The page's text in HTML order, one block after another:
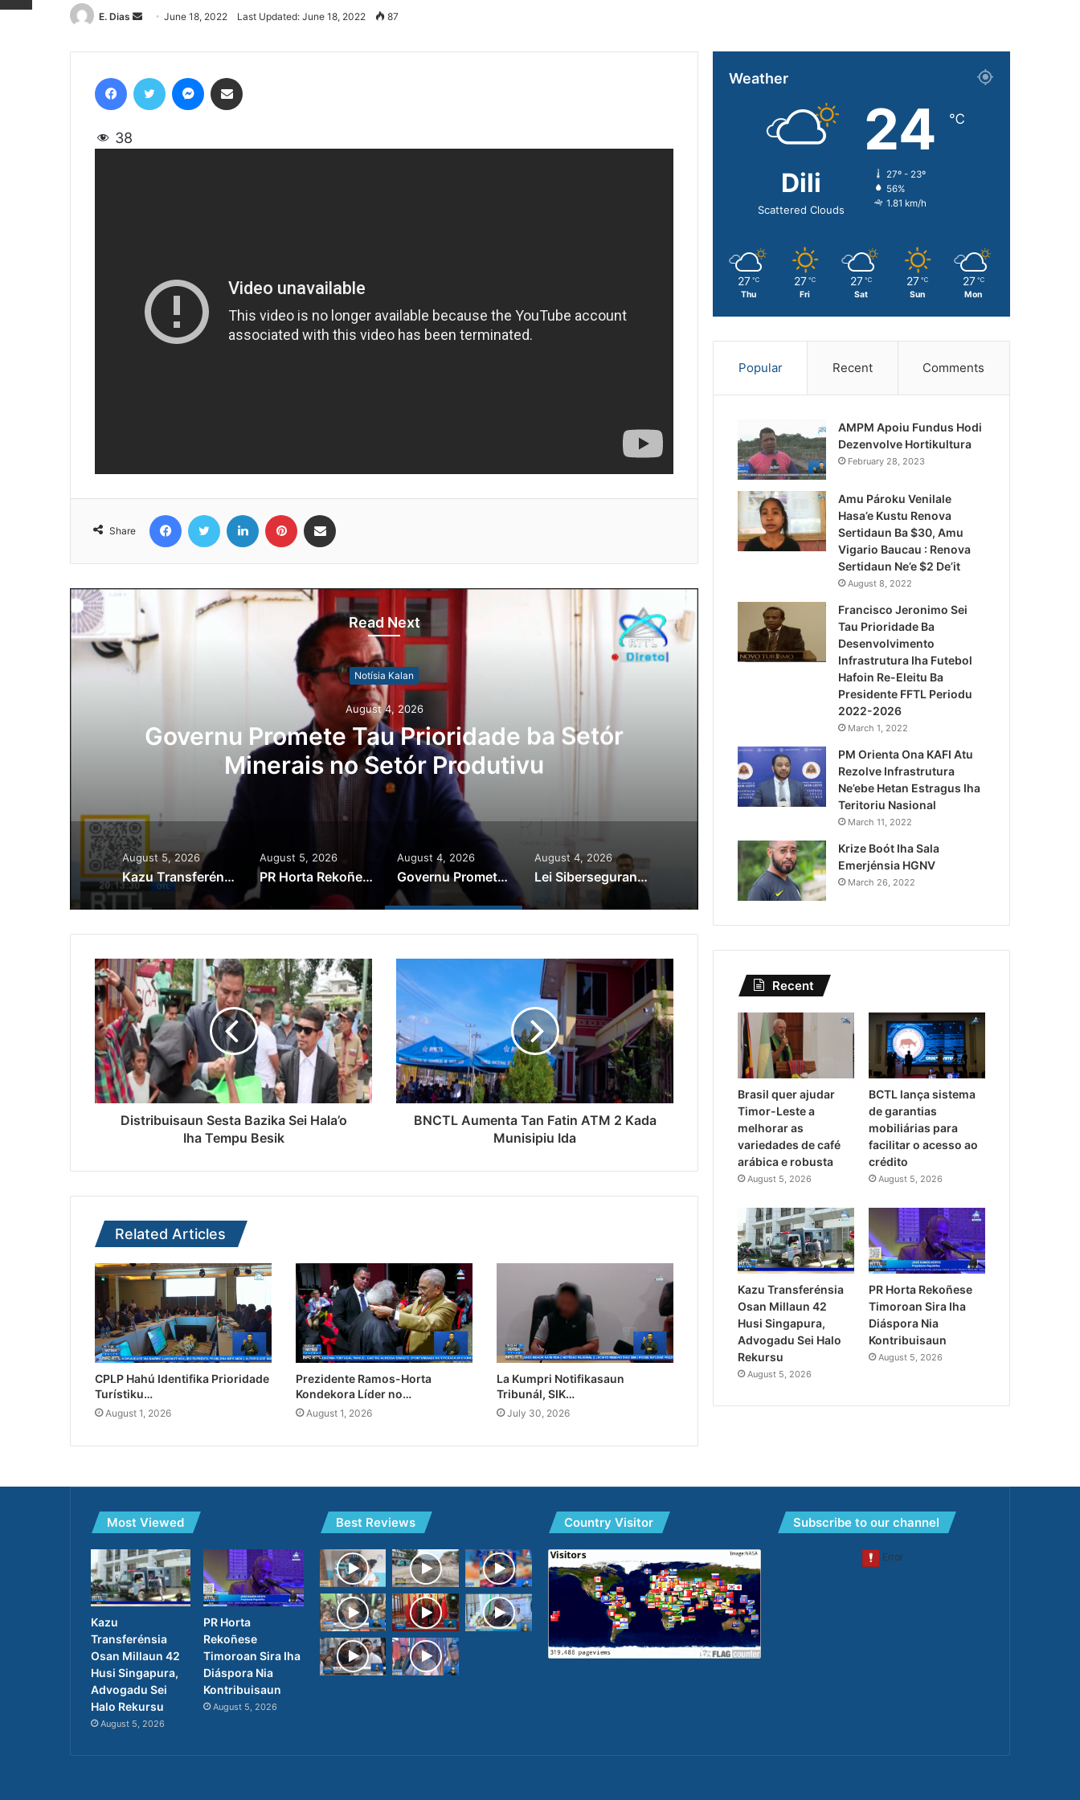
E. Dias
Send
email
June 18, 2022 Last Updated: June 18, 2022 87
38
Share
Read Next
Notísia Kalan
August 4, 2026
Governu Promete Tau Prioridade ba Setór
Minerais no Setór Produtivu
Lei Siberseguransa Ajuda
Kaptura Autór Kriminozu
Estranjeiru
August 5, 2026
Kazu Transferénsia Osan Millaun 42 Husi Singapura, Advogadu Sei Halo Rekursu
August 5, 2026
PR Horta Rekoñese Timoroan Sira Iha Diáspora Nia Kontribuisaun
August 4, 2026
Governu Promete Tau Prioridade ba Setór Minerais no Setór Produtivu
August 4, 2026
Lei Siberseguransa Ajuda Autoridade Polisiál Kaptura Autór Kriminozu ho Paradeiru Iha Estranjeiru
Distribuisaun Sesta Bazika Sei Hala’o
Iha Tempu Besik
BNCTL Aumenta Tan Fatin ATM 2 Kada
Munisipiu Ida
Related Articles
CPLP Hahú Identifika Prioridade
Turístiku…
August 1, 2026
Prezidente Ramos-Horta
Kondekora Líder no…
August 1, 2026
La Kumpri Notifikasaun
Tribunál, SIK…
July 30, 2026
Weather
Dili
Scattered Clouds
24 ℃
27º - 23º
56%
1.81 km/h
27 ℃
Thu
27 ℃
Fri
27 ℃
Sat
27 ℃
Sun
27 ℃
Mon
Popular Recent Comments
AMPM Apoiu Fundus Hodi
Dezenvolve Hortikultura
February 28, 2023
Amu Pároku Venilale
Hasa’e Kustu Renova
Sertidaun Ba $30, Amu
Vigario Baucau : Renova
Sertidaun Ne’e $2 De’it
August 8, 2022
Francisco Jeronimo Sei
Tau Prioridade Ba
Desenvolvimento
Infrastrutura Iha Futebol
Hafoin Re-Eleitu Ba
Presidente FFTL Periodu
2022-2026
March 1, 2022
PM Orienta Ona KAFI Atu
Rezolve Infrastrutura
Ne’ebe Hetan Estragus Iha
Teritoriu Nasional
March 11, 2022
Krize Boót Iha Sala
Emerjénsia HGNV
March 26, 2022
Recent
Brasil quer ajudar
Timor-Leste a
melhorar as
variedades de café
arábica e robusta
August 5, 2026
BCTL lança sistema
de garantias
mobiliárias para
facilitar o acesso ao
crédito
August 5, 2026
Kazu Transferénsia
Osan Millaun 42
Husi Singapura,
Advogadu Sei Halo
Rekursu
August 5, 2026
PR Horta Rekoñese
Timoroan Sira Iha
Diáspora Nia
Kontribuisaun
August 5, 2026
Most Viewed
Kazu
Transferénsia
Osan Millaun 42
Husi Singapura,
Advogadu Sei
Halo Rekursu
August 5, 2026
PR Horta
Rekoñese
Timoroan Sira Iha
Diáspora Nia
Kontribuisaun
August 5, 2026
Best Reviews Country Visitor Subscribe to our channel